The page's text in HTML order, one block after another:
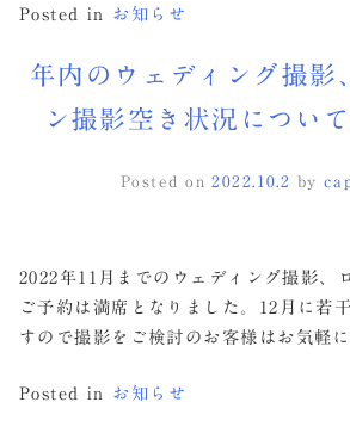
Posted in お知らせ
年内のウェディング撮影
ン撮影空き状況につい
Posted on2022.10.2 by
2022年11月までのウェディング撮影、
ご予約は満席となりました。12月に若
すので撮影をご検討のお客様はお気軽
Posted in お知らせ